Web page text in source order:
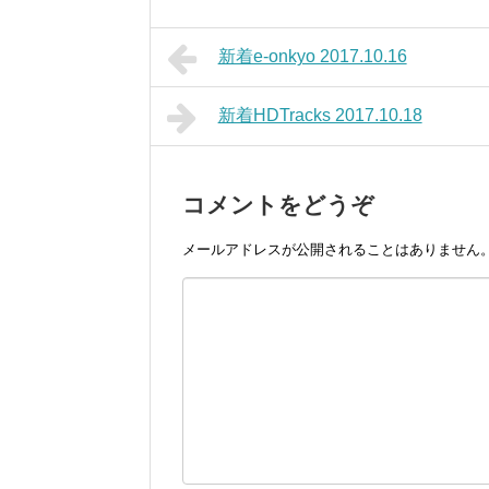
新着e-onkyo 2017.10.16
新着HDTracks 2017.10.18
コメントをどうぞ
メールアドレスが公開されることはありません